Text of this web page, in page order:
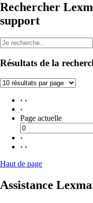
Rechercher
support
Résultats de la
‹ ‹
‹
Page actuelle
›
› ›
Haut de page
Assistance